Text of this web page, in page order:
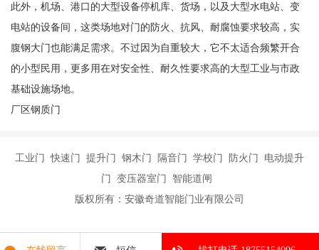
此外，机场、港口的大型设备停机库、货场，以及大型水电站、变
电站的设备间，这类场地对门的防火、抗风、耐腐蚀要求较高，实
腹钢大门也能满足需求。不过因为自重较大，它不太适合频繁开合
的小型民用，更多用在对安全性、耐久性要求高的大型工业与市政
基础设施场地。
厂区钢质门
工业门 快速门 提升门 钢木门 隔音门 学校门 防火门 电动提升
门 变压器室门 智能道闸
版权所有：安徽奇道智能门业有限公司